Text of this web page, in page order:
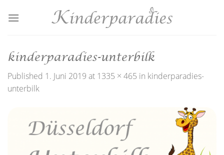
kinderparadies-unterbilk
Published 1. Juni 2019 at 1335 × 465 in kinderparadies-
unterbilk